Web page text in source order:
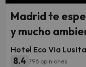
Madrid te
y mucho
Hotel Eco Via
8.4 796 opiniones